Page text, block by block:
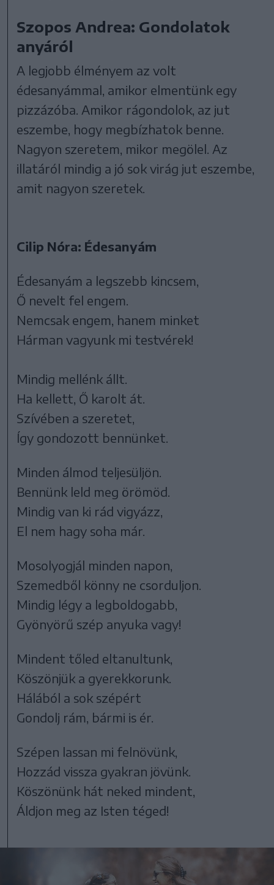
Szopos Andrea: Gondolatok
anyáról
A legjobb élményem az volt
édesanyámmal, amikor elmentünk egy
pizzázóba. Amikor rágondolok, az jut
eszembe, hogy megbízhatok benne.
Nagyon szeretem, mikor megölel. Az
illatáról mindig a jó sok virág jut eszembe,
amit nagyon szeretek.
Cilip Nóra: Édesanyám
Édesanyám a legszebb kincsem,
Ő nevelt fel engem.
Nemcsak engem, hanem minket
Hárman vagyunk mi testvérek!
Mindig mellénk állt.
Ha kellett, Ő karolt át.
Szívében a szeretet,
Így gondozott bennünket.
Minden álmod teljesüljön.
Bennünk leld meg örömöd.
Mindig van ki rád vigyázz,
El nem hagy soha már.
Mosolyogjál minden napon,
Szemedből könny ne csorduljon.
Mindig légy a legboldogabb,
Gyönyörű szép anyuka vagy!
Mindent tőled eltanultunk,
Köszönjük a gyerekkorunk.
Hálából a sok szépért
Gondolj rám, bármi is ér.
Szépen lassan mi felnövünk,
Hozzád vissza gyakran jövünk.
Köszönünk hát neked mindent,
Áldjon meg az Isten téged!